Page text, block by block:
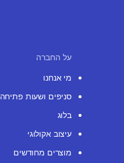
על החברה
מי אנחנו
סניפים ושעות פתיחה
בלוג
עיצוב אקולוגי
מוצרים מחודשים